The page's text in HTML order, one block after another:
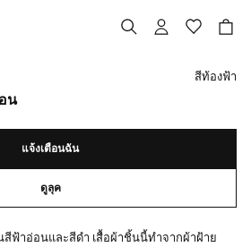
น
สีท้องฟ้า
แจ้งเตือนฉัน
ดูลุค
ฟ้าอ่อนและสีดำ เสื้อผ้าชิ้นนี้ทำจากผ้าฝ้าย